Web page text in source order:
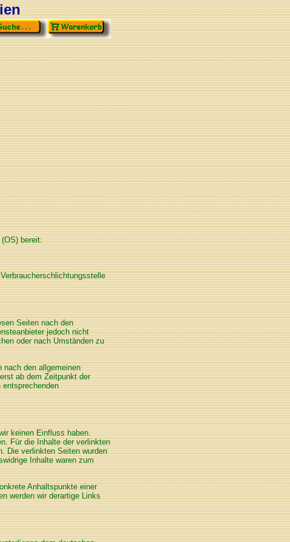
bereit:
Seiten nach den
jedoch nicht
oder nach Umständen zu
nach den allgemeinen
ab dem Zeitpunkt der
keinen Einfluss haben.
Für die Inhalte der verlinkten
Die verlinkten Seiten wurden
Inhalte waren zum
Anhaltspunkte einer
werden wir derartige Links